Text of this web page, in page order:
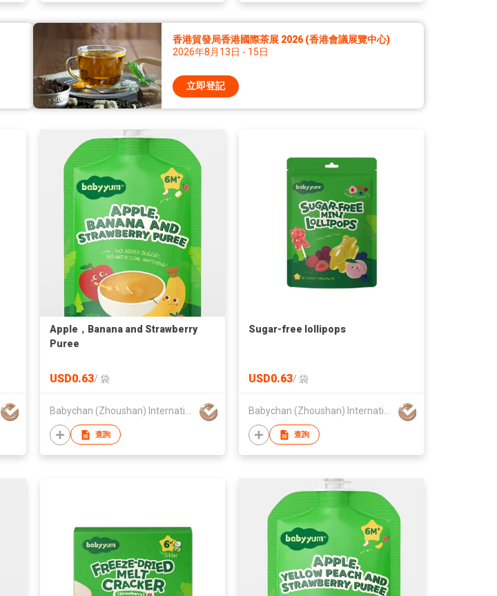
香港貿發局香港國際茶展 2026 (香港會議展覽中心)
2026年8月13日 - 15日
立即登記
Apple，Banana and Strawberry
Puree
USD0.63/ 袋
Babychan (Zhoushan) International Trading Co., Ltd.
查詢
Sugar-free lollipops
USD0.63/ 袋
Babychan (Zhoushan) International Trading Co., Ltd.
查詢